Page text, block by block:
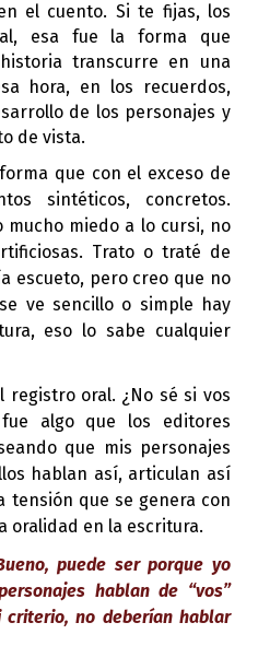
el cuento. Si te fijas, los
esa fue la forma que
transcurre en una
hora, en los recuerdos,
de los personajes y
de vista.
que con el exceso de
sintéticos, concretos.
mucho miedo a lo cursi, no
Trato o traté de
escueto, pero creo que no
ve sencillo o simple hay
eso lo sabe cualquier
oral. ¿No sé si vos
algo que los editores
que mis personajes
hablan así, articulan así
tensión que se genera con
oralidad en la escritura.
puede ser porque yo
hablan de “vos”
no deberían hablar